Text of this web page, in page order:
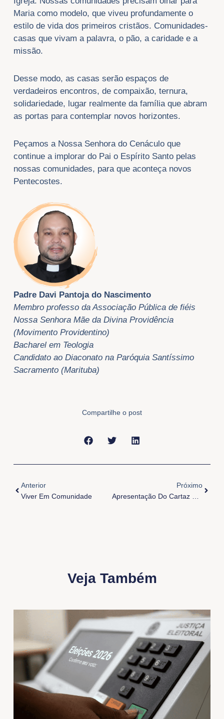
Maria como modelo, que viveu profundamente o
estilo de vida dos primeiros cristãos. Comunidades-
casas que vivam a palavra, o pão, a caridade e a
missão.
Desse modo, as casas serão espaços de
verdadeiros encontros, de compaixão, ternura,
solidariedade, lugar realmente da família que abram
as portas para contemplar novos horizontes.
Peçamos a Nossa Senhora do Cenáculo que
continue a implorar do Pai o Espírito Santo pelas
nossas comunidades, para que aconteça novos
Pentecostes.
Padre Davi Pantoja do Nascimento
Membro professo da Associação Pública de fiéis
Nossa Senhora Mãe da Divina Providência
(Movimento Providentino)
Bacharel em Teologia
Candidato ao Diaconato na Paróquia Santíssimo
Sacramento (Marituba)
Compartilhe o post
Anterior
Viver Em Comunidade
Próximo
Veja Também